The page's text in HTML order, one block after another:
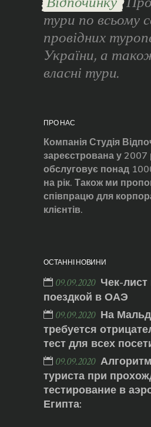
тури по всьому
провідних
України, а
власні тури.
ПРО НАС
Компанія Студія
зареєстрована у 2007
обслуговує понад
на рік. Також ми
співпрацю для
клієнтів.
ОСТАННІ НОВИНИ
09.09.2020 Чек-лист
поездкой в ОАЭ
09.09.2020 На
требуется
тест для всех
09.09.2020
туриста при
тестирование в
Египта: